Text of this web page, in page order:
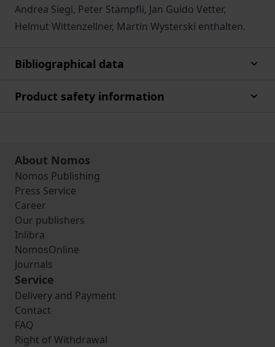
Andrea Siegl, Peter Stämpfli, Jan Guido Vetter,
Helmut Wittenzellner, Martin Wysterski enthalten.
Bibliographical data
Product safety information
About Nomos
Nomos Publishing
Press Service
Career
Our publishers
Inlibra
NomosOnline
Journals
Service
Delivery and Payment
Contact
FAQ
Right of Withdrawal